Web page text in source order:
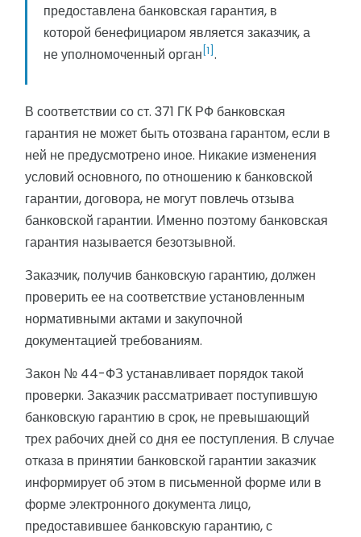
предоставлена банковская гарантия, в
которой бенефициаром является заказчик, а
не уполномоченный орган [1] .
В соответствии со ст. 371 ГК РФ банковская
гарантия не может быть отозвана гарантом, если в
ней не предусмотрено иное. Никакие изменения
условий основного, по отношению к банковской
гарантии, договора, не могут повлечь отзыва
банковской гарантии. Именно поэтому банковская
гарантия называется безотзывной.
Заказчик, получив банковскую гарантию, должен
проверить ее на соответствие установленным
нормативными актами и закупочной
документацией требованиям.
Закон № 44-ФЗ устанавливает порядок такой
проверки. Заказчик рассматривает поступившую
банковскую гарантию в срок, не превышающий
трех рабочих дней со дня ее поступления. В случае
отказа в принятии банковской гарантии заказчик
информирует об этом в письменной форме или в
форме электронного документа лицо,
предоставившее банковскую гарантию, с